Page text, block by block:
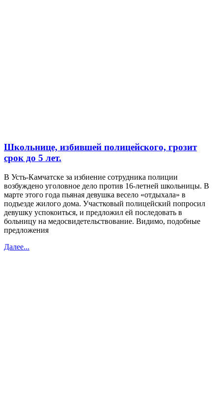
Школьнице, избившей полицейского, грозит
срок до 5 лет.
В Усть-Камчатске за избиение сотрудника полиции
возбуждено уголовное дело против 16-летней школьницы. В
марте этого года пьяная девушка весело «отдыхала» в
подъезде жилого дома. Участковый полицейский попросил
девушку успокоиться, и предложил ей последовать в
больницу на медосвидетельствование. Видимо, подобные
предложения
Далее...